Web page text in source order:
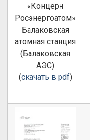
«Концерн
Росэнергоатом»
Балаковская
атомная станция
(Балаковская
АЭС)
(скачать в pdf)